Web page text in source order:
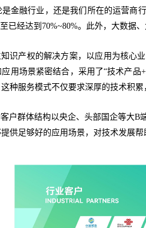
金融行业，还是我们所在的运营商
已经达到70%~80%。此外，大数据
识产权的解决方案，以应用为核心
用场景紧密结合，采用了“技术产
种服务模式不仅要求深厚的技术积累
户群体结构以央企、头部国企等大
供足够好的应用场景，对技术发展